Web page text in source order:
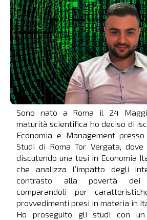
Sono nato a Roma il 24
maturità scientifica ho deciso di
Economia e Management
Studi di Roma Tor Vergata,
discutendo una tesi in Economia
che analizza l’impatto degli
contrasto alla povertà dei
comparandoli per
provvedimenti presi in materia in
Ho proseguito gli studi con